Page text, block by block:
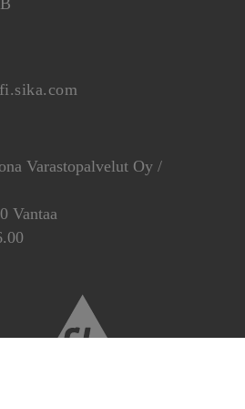
Varastopalvelut Oy /
Vantaa